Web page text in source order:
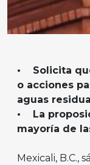
• Solicita
o acciones
aguas
• La
mayoría de
Mexicali, B.C.,